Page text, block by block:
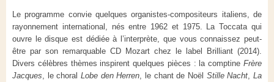
Le programme convie quelques organistes-compositeurs italiens, de
rayonnement international, nés entre 1962 et 1975. La Toccata qui
ouvre le disque est dédiée à l’interprète, que vous connaissez peut-
être par son remarquable CD Mozart chez le label Brilliant (2014).
Divers célèbres thèmes inspirent quelques pièces : la comptine Frère
Jacques , le choral Lobe den Herren , le chant de Noël Stille Nacht ,La